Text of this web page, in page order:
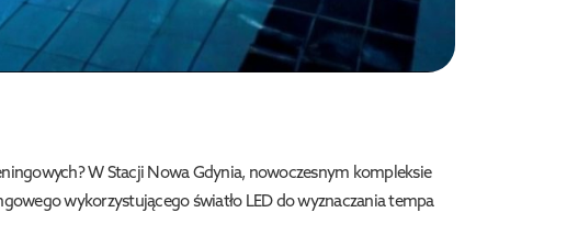
W Stacji Nowa Gdynia, nowoczesnym kompleksie
wykorzystującego światło LED do wyznaczania tempa